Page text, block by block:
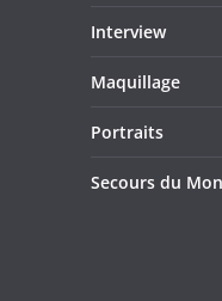
Interview
Maquillage
Portraits
Secours du